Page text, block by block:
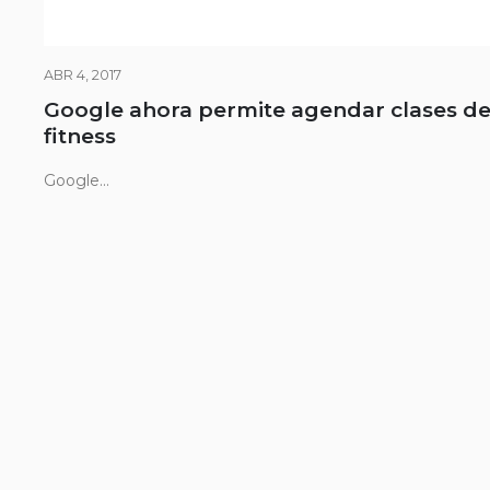
ABR 4, 2017
Google ahora permite agendar clases de
fitness
Google...